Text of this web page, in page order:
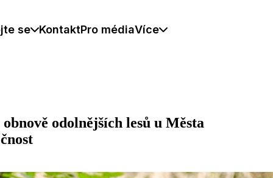
se KontaktPro médiaVíce
odolnějších lesů u Města